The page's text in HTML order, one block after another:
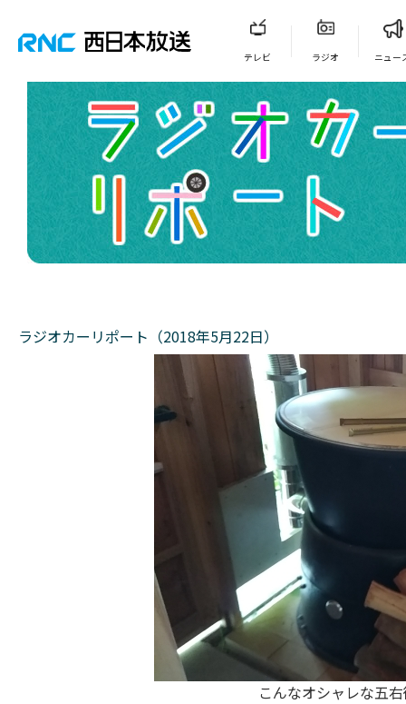
テレビ ラジオ ニュー
ラジオカーリポート（2018年5月22日）
こんなオシャレな五